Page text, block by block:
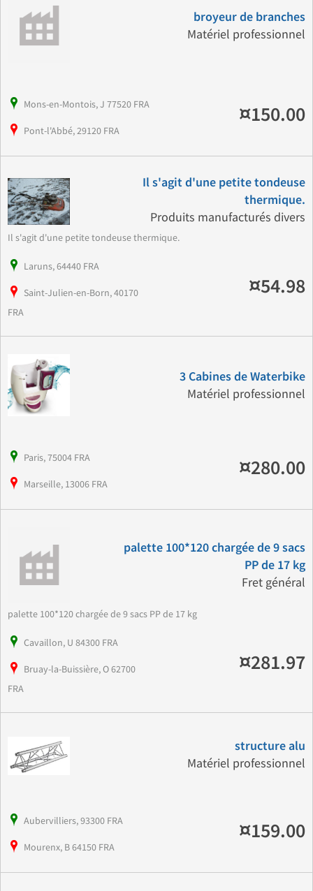
broyeur de branches
Matériel professionnel
Mons-en-Montois, J 77520 FRA
Pont-l'Abbé, 29120 FRA
¤150.00
Il s'agit d'une petite tondeuse
thermique.
Produits manufacturés divers
Il s'agit d'une petite tondeuse thermique.
Laruns, 64440 FRA
Saint-Julien-en-Born, 40170
FRA
¤54.98
3 Cabines de Waterbike
Matériel professionnel
Paris, 75004 FRA
Marseille, 13006 FRA
¤280.00
palette 100*120 chargée de 9 sacs
PP de 17 kg
Fret général
palette 100*120 chargée de 9 sacs PP de 17 kg
Cavaillon, U 84300 FRA
Bruay-la-Buissière, O 62700
FRA
¤281.97
structure alu
Matériel professionnel
Aubervilliers, 93300 FRA
Mourenx, B 64150 FRA
¤159.00